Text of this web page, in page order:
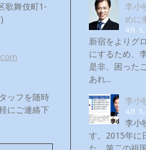
歌舞伎町1-
ッフを随時
にご連絡下
李小
めに
4月
新宿をよりグ
にするため、
是非、困った
あれ...
李小
4月
李小
す。2015年に